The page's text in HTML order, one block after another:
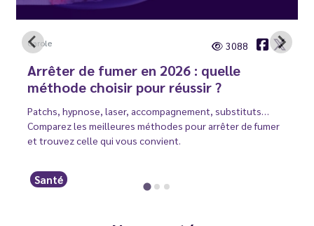
Carole 3088
Arrêter de fumer en 2026 : quelle
méthode choisir pour réussir ?
Patchs, hypnose, laser, accompagnement, substituts…
Comparez les meilleures méthodes pour arrêter de fumer
et trouvez celle qui vous convient.
Santé